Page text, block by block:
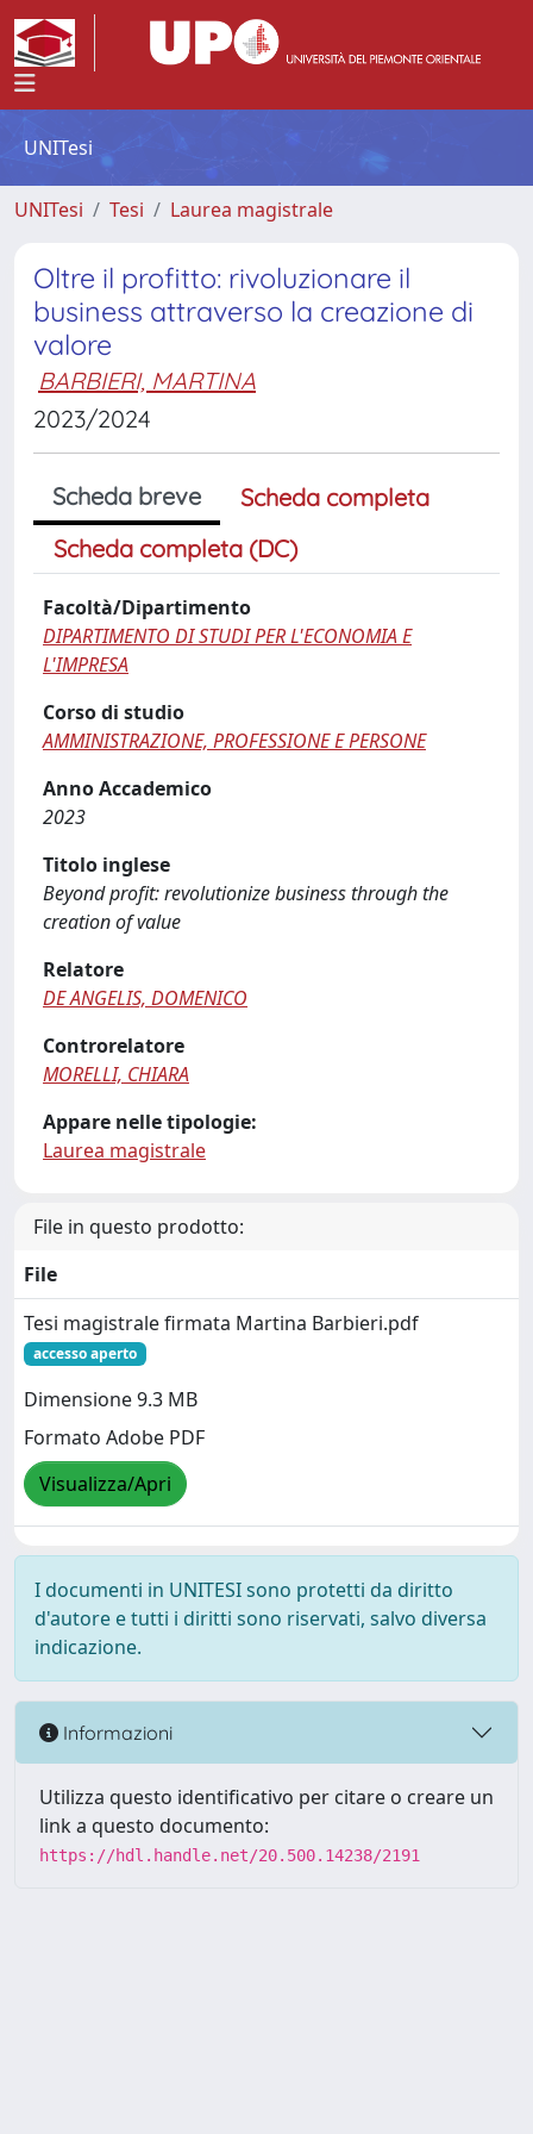
UNITesi
UNITesi Tesi Laurea magistrale
Oltre il profitto: rivoluzionare il
business attraverso la creazione di
valore
BARBIERI, MARTINA
2023/2024
Scheda breve
Scheda completa
Scheda completa (DC)
Facoltà/Dipartimento
DIPARTIMENTO DI STUDI PER L'ECONOMIA E
L'IMPRESA
Corso di studio
AMMINISTRAZIONE, PROFESSIONE E PERSONE
Anno Accademico
2023
Titolo inglese
Beyond profit: revolutionize business through the
creation of value
Relatore
DE ANGELIS, DOMENICO
Controrelatore
MORELLI, CHIARA
Appare nelle tipologie:
Laurea magistrale
File in questo prodotto:
File
Tesi magistrale firmata Martina Barbieri.pdf
accesso aperto
Dimensione 9.3 MB
Formato Adobe PDF
Visualizza/Apri
I documenti in UNITESI sono protetti da diritto
d'autore e tutti i diritti sono riservati, salvo diversa
indicazione.
Informazioni
Utilizza questo identificativo per citare o creare un
link a questo documento:
https://hdl.handle.net/20.500.14238/2191